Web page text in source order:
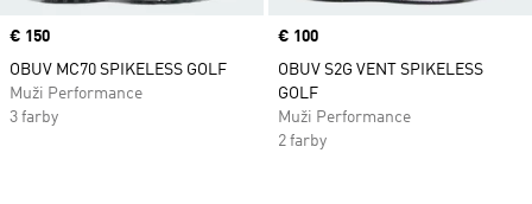
Price
€ 150
OBUV MC70 SPIKELESS GOLF
Muži Performance
3 farby
Price
€ 100
OBUV S2G VENT SPIKELESS
GOLF
Muži Performance
2 farby